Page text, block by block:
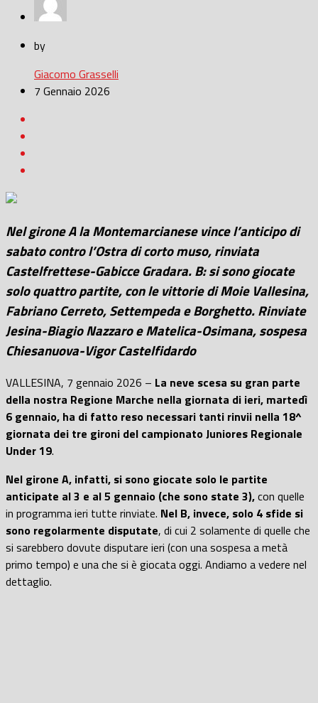
by
Giacomo Grasselli
7 Gennaio 2026
Nel girone A la Montemarcianese vince l’anticipo di
sabato contro l’Ostra di corto muso, rinviata
Castelfrettese-Gabicce Gradara. B: si sono giocate
solo quattro partite, con le vittorie di Moie Vallesina,
Fabriano Cerreto, Settempeda e Borghetto. Rinviate
Jesina-Biagio Nazzaro e Matelica-Osimana, sospesa
Chiesanuova-Vigor Castelfidardo
VALLESINA, 7 gennaio 2026 – La neve scesa su gran parte
della nostra Regione Marche nella giornata di ieri, martedì
6 gennaio, ha di fatto reso necessari tanti rinvii nella 18^
giornata dei tre gironi del campionato Juniores Regionale
Under 19.
Nel girone A, infatti, si sono giocate solo le partite
anticipate al 3 e al 5 gennaio (che sono state 3),con quelle
in programma ieri tutte rinviate. Nel B, invece, solo 4 sfide si
sono regolarmente disputate, di cui 2 solamente di quelle che
si sarebbero dovute disputare ieri (con una sospesa a metà
primo tempo) e una che si è giocata oggi. Andiamo a vedere nel
dettaglio.